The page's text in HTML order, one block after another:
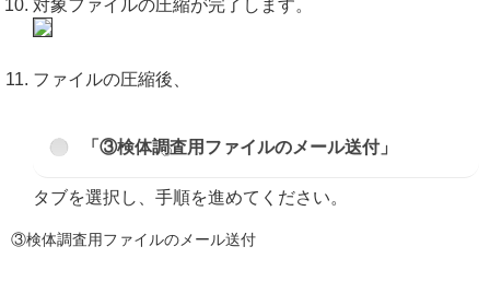
対象ファイルの圧縮が完了します。
ファイルの圧縮後、
「③検体調査用ファイルのメール送付」
タブを選択し、手順を進めてください。
③検体調査用ファイルのメール送付